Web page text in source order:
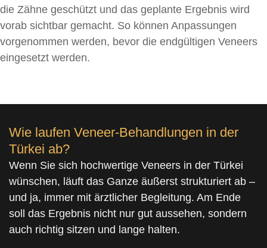
die Zähne geschützt und das geplante Ergebnis wird
vorab sichtbar gemacht. So können Anpassungen
vorgenommen werden, bevor die endgültigen Veneers
eingesetzt werden.
Wie laufen Veneer-Behandlungen in der
Türkei ab?
Wenn Sie sich hochwertige Veneers in der Türkei
wünschen, läuft das Ganze äußerst strukturiert ab –
und ja, immer mit ärztlicher Begleitung. Am Ende
soll das Ergebnis nicht nur gut aussehen, sondern
auch richtig sitzen und lange halten.